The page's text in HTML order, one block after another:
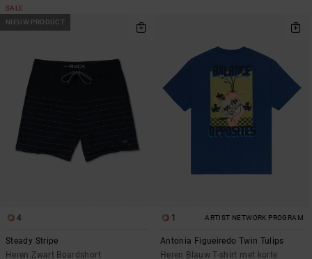
SALE
NIEUW PRODUCT
4
Steady Stripe
Heren Zwart Boardshort
1 ARTIST NETWORK PROGRAM
Antonia Figueiredo Twin Tulips
Heren Blauw T-shirt met korte